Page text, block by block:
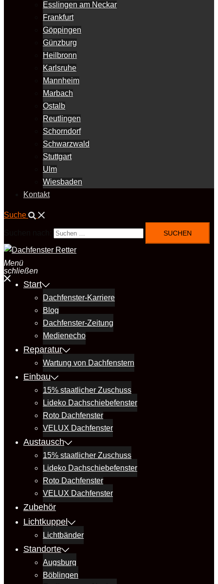
Esslingen am Neckar
Frankfurt
Göppingen
Günzburg
Heilbronn
Karlsruhe
Mannheim
Marbach
Ostalb
Reutlingen
Schorndorf
Schwarzwald
Stuttgart
Ulm
Wiesbaden
Kontakt
Suche
Menü
schließen
Start
Dachfenster-Karriere
Blog
Dachfenster-Zeitung
Medienecho
Reparatur
Wartung von Dachfenstern
Einbau
15% staatlicher Zuschuss
Lideko Dachschiebefenster
Roto Dachfenster
VELUX Dachfenster
Austausch
15% staatlicher Zuschuss
Lideko Dachschiebefenster
Roto Dachfenster
VELUX Dachfenster
Zubehör
Lichtkuppel
Lichtbänder
Standorte
Augsburg
Böblingen